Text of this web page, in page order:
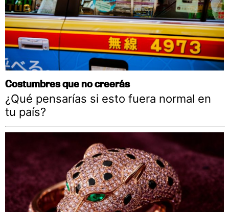
Costumbres que no creerás
¿Qué pensarías si esto fuera normal en
tu país?